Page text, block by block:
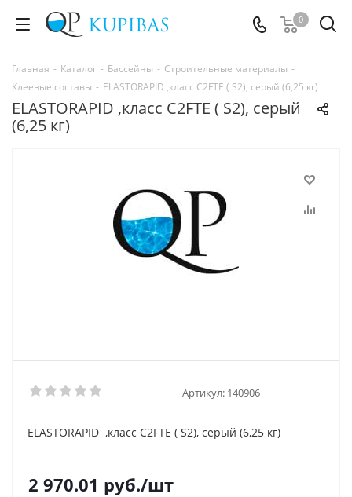
0
Главная - Каталог - Бассейны - Строительные материалы -
Клеевые составы - ELASTORAPID ,класс С2FTE ( S2), серый (6,25 кг)
ELASTORAPID ,класс С2FTE ( S2), серый
(6,25 кг)
Артикул: 140906
ELASTORAPID ,класс С2FTE ( S2), серый (6,25 кг)
2 970.01 руб./шт